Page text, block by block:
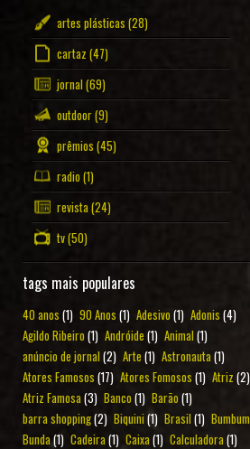
artes plásticas (28)
cartaz (47)
jornal (69)
outdoor(9)
prêmios (45)
radio (1)
revista(24)
tv(50)
tags mais populares
40 anos (1) 90 Anos (1) Adesivo (1) Adonis (4)
Agildo Ribeiro (1) Andróide (1) Animal (1)
anúncio de jornal (2) Arte (1) Astronauta(1)
Atores Famosos (17) Atores Fomosos (1) Atriz (2)
Atriz Famosa(3) Banco (1) Barão (1)
barra shopping(2) Biquini (1) Brasil (1) Bumbum
Bunda(1) Cadeira(1) Caixa(1) Calculadora(1)